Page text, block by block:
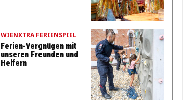
WIENXTRA FERIENSPIEL
Ferien-Vergnügen mit
unseren Freunden und
Helfern